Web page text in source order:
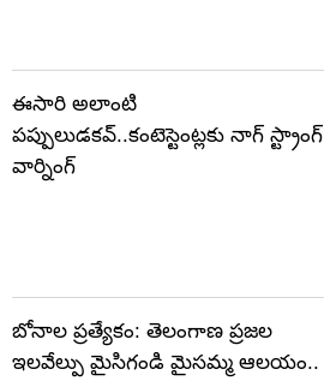
ఈసారి అలాంటి
పప్పులుడకవ్..కంటెస్టెంట్లకు నాగ్ స్ట్రాంగ్
వార్నింగ్
బోనాల ప్రత్యేకం: తెలంగాణ ప్రజల
ఇలవేల్పు మైసిగండి మైసమ్మ ఆలయం..